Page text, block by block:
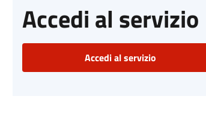
Accedi al servizio
Accedi al servizio